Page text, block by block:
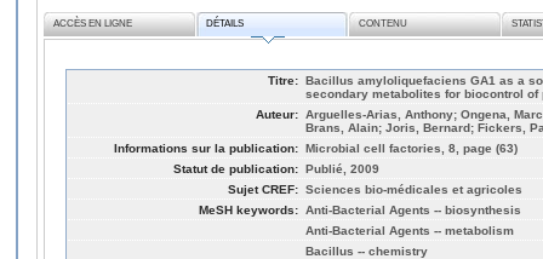
ACCÈS EN LIGNE DÉTAILS CONTENU
Titre: Bacillus amyloliquefaciens GA1 as a
secondary metabolites for biocontrol of
Auteur: Arguelles-Arias, Anthony; Ongena,
Brans, Alain; Joris, Bernard; Fickers,
Informations sur la publication: Microbial cell factories, 8, page (63)
Statut de publication: Publié, 2009
Sujet CREF: Sciences bio-médicales et agricoles
MeSH keywords: Anti-Bacterial Agents -- biosynthesis
Anti-Bacterial Agents -- metabolism
Bacillus -- chemistry